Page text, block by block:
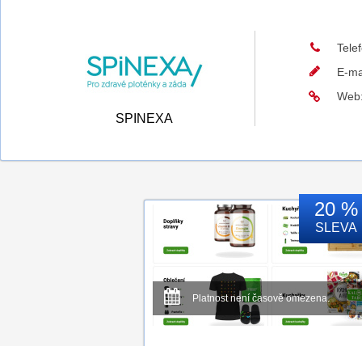
SPINEXA
E-
20 %
SLEVA
Platnost není časově omezena.